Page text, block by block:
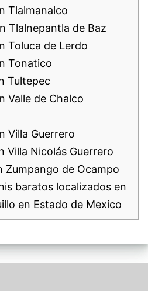
Tlalmanalco
Tlalnepantla de Baz
Toluca de Lerdo
Tonatico
Tultepec
Valle de Chalco
Villa Guerrero
Villa Nicolás Guerrero
Zumpango de Ocampo
baratos localizados en
en Estado de Mexico